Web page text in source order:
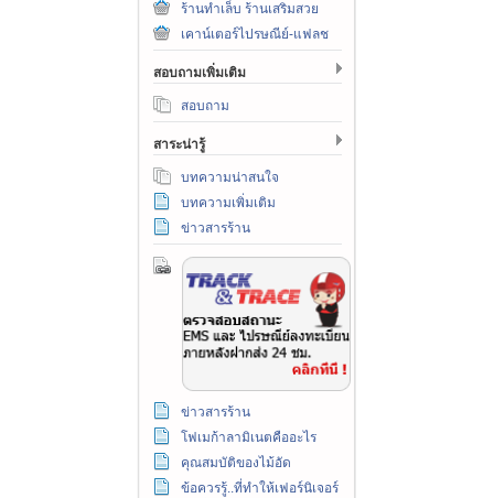
ร้านทำเล็บ ร้านเสริมสวย
เคาน์เตอร์ไปรษณีย์-แฟลช
สอบถามเพิ่มเติม
สอบถาม
สาระน่ารู้
บทความน่าสนใจ
บทความเพิ่มเติม
ข่าวสารร้าน
ข่าวสารร้าน
โฟเมก้าลามิเนตคืออะไร
คุณสมบัติของไม้อัด
ข้อควรรู้..ที่ทำให้เฟอร์นิเจอร์